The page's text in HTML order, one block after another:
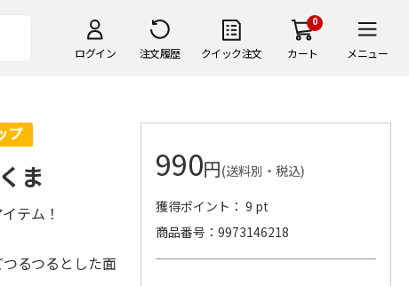
ログイン 注文履歴 クイック注文
0
カート メニュー
ま
テム！
るつるとした面
990円(送料別・税込)
獲得ポイント： 9 pt
商品番号
9973146218